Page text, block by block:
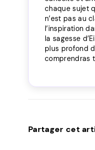
chaque sujet
n’est pas au
l’inspiration
la sagesse
plus profond
comprendras
Partager cet